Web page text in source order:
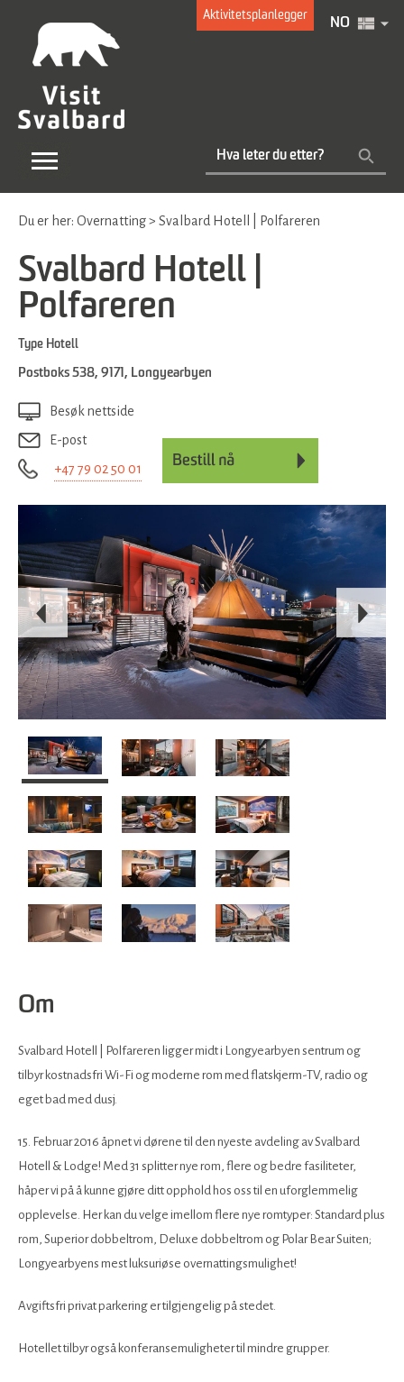
Aktivitetsplanlegger
NO
Du er her: Overnatting> Svalbard Hotell | Polfareren
Svalbard Hotell |
Polfareren
Type Hotell
Postboks 538, 9171 , Longyearbyen
Besøk nettside
E-post
+47 79 02 50 01
Om
Svalbard Hotell | Polfareren ligger midt i Longyearbyen sentrum og
tilbyr kostnadsfri Wi-Fi og moderne rom med flatskjerm-TV, radio og
eget bad med dusj.
15. Februar 2016 åpnet vi dørene til den nyeste avdeling av Svalbard
Hotell & Lodge! Med 31 splitter nye rom, flere og bedre fasiliteter,
håper vi på å kunne gjøre ditt opphold hos oss til en uforglemmelig
opplevelse. Her kan du velge imellom flere nye romtyper: Standard plus
rom, Superior dobbeltrom, Deluxe dobbeltrom og Polar Bear Suiten;
Longyearbyens mest luksuriøse overnattingsmulighet!
Avgiftsfri privat parkering er tilgjengelig på stedet.
​​​Hotellet tilbyr også konferansemuligheter til mindre grupper.